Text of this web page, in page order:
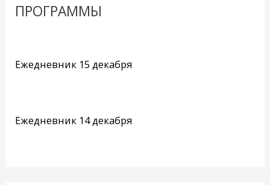
ПРОГРАММЫ
Ежедневник 15 декабря
Ежедневник 14 декабря